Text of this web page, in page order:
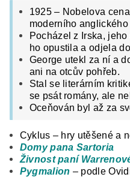
1925 – Nobelova
moderního anglického
Pocházel z Irska,
ho opustila a odjela
George utekl za ní a
ani na otcův pohřeb.
Stal se literárním
se psát romány, ale
Oceňován byl až za
Cyklus – hry utěšené a
Domy pana Sartoria
Živnost paní
Pygmalion – podle